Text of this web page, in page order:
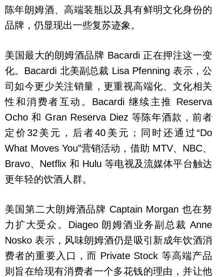
陈年朗姆酒、高端装瓶以及具有鲜明文化身份的
品牌，仍显现出一些复苏迹象。
美国最大的朗姆酒品牌 Bacardi 正在押注这一变
化。Bacardi 北美副总裁 Lisa Pfenning 表示，公
司如今更少关注销量，更重视高端化、文化相关
性和消费者互动。Bacardi 继续主推 Reserva
Ocho 和 Gran Reserva Diez 等陈年酒款，前者
定价32美元，后者40美元；同时还通过“Do
What Moves You”营销活动，借助 MTV、NBC、
Bravo、Netflix 和 Hulu 等电视及流媒体平台触达
更年轻的饮酒人群。
美国第二大朗姆酒品牌 Captain Morgan 也在努
力扩大受众。Diageo 朗姆酒业务副总裁 Anne
Nosko 表示，风味朗姆酒仍是吸引新成年饮酒消
费者的重要入口，而 Private Stock 等高端产品
则旨在给现有消费者一个多花钱的理由，并让他